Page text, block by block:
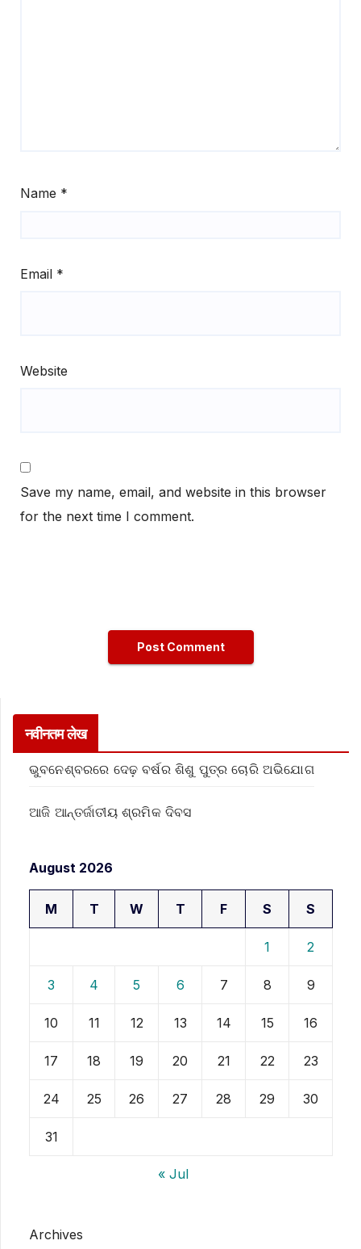
Name *
Email *
Website
Save my name, email, and website in this browser
for the next time I comment.
नवीनतम लेख
ଭୁବନେଶ୍ବରରେ ଦେଢ଼ ବର୍ଷର ଶିଶୁ ପୁତ୍ର ଚୋରି ଅଭିଯୋଗ
ଆଜି ଆନ୍ତର୍ଜାତୀୟ ଶ୍ରମିକ ଦିବସ
August 2026
M T W T F S S
1 2
3 4 5 6 7 8 9
10 11 12 13 14 15 16
17 18 19 20 21 22 23
24 25 26 27 28 29 30
31
« Jul
Archives